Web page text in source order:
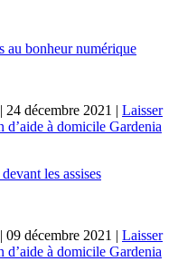
au bonheur numérique
| 24 décembre 2021 | Laisser
d’aide à domicile Gardenia
les assises
| 09 décembre 2021 | Laisser
d’aide à domicile Gardenia